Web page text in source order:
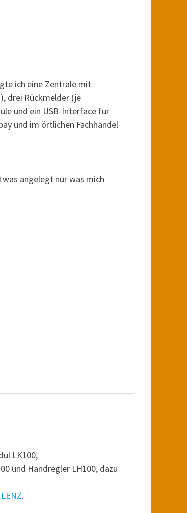
ich eine Zentrale mit
drei Rückmelder (je
und ein USB-Interface für
und im örtlichen Fachhandel
angelegt nur was mich
LK100,
und Handregler LH100, dazu
.